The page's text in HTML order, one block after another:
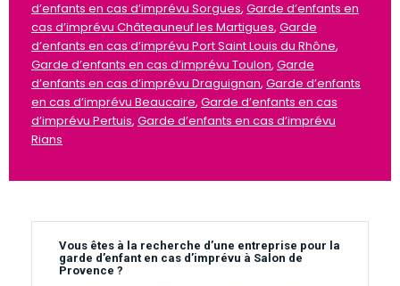
d’enfants en cas d’imprévu Sorgues, Garde d’enfants en
cas d’imprévu Châteauneuf les Martigues, Garde
d’enfants en cas d’imprévu Port Saint Louis du Rhône,
Garde d’enfants en cas d’imprévu Toulon, Garde
d’enfants en cas d’imprévu Draguignan, Garde d’enfants
en cas d’imprévu Beaucaire, Garde d’enfants en cas
d’imprévu Pertuis, Garde d’enfants en cas d’imprévu
Rians
Vous êtes à la recherche d’une entreprise pour la
garde d’enfant en cas d’imprévu à Salon de
Provence ?